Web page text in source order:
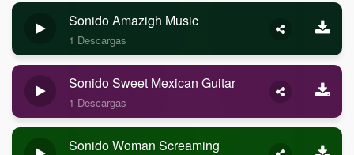
Sonido Amazigh Music
1 Descargas
Sonido Sweet Mexican Guitar
1 Descargas
Sonido Woman Screaming